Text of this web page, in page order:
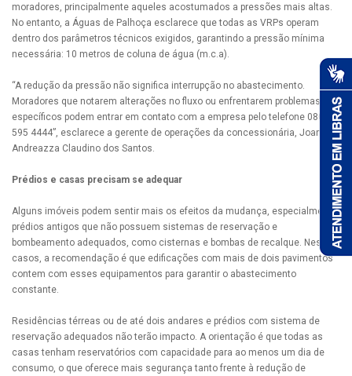
moradores, principalmente aqueles acostumados a pressões mais altas.
No entanto, a Águas de Palhoça esclarece que todas as VRPs operam
dentro dos parâmetros técnicos exigidos, garantindo a pressão mínima
necessária: 10 metros de coluna de água (m.c.a).
“A redução da pressão não significa interrupção no abastecimento.
Moradores que notarem alterações no fluxo ou enfrentarem problemas
específicos podem entrar em contato com a empresa pelo telefone 0800
595 4444”, esclarece a gerente de operações da concessionária, Joana
Andreazza Claudino dos Santos.
Prédios e casas precisam se adequar
Alguns imóveis podem sentir mais os efeitos da mudança, especialmente
prédios antigos que não possuem sistemas de reservação e
bombeamento adequados, como cisternas e bombas de recalque. Nestes
casos, a recomendação é que edificações com mais de dois pavimentos
contem com esses equipamentos para garantir o abastecimento
constante.
Residências térreas ou de até dois andares e prédios com sistema de
reservação adequados não terão impacto. A orientação é que todas as
casas tenham reservatórios com capacidade para ao menos um dia de
consumo, o que oferece mais segurança tanto frente à redução de